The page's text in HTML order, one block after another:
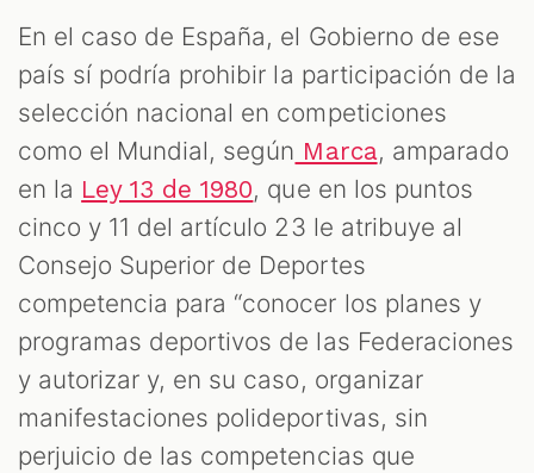
En el caso de España, el Gobierno de ese
país sí podría prohibir la participación de la
selección nacional en competiciones
como el Mundial, según Marca, amparado
en la Ley 13 de 1980, que en los puntos
cinco y 11 del artículo 23 le atribuye al
Consejo Superior de Deportes
competencia para “conocer los planes y
programas deportivos de las Federaciones
y autorizar y, en su caso, organizar
manifestaciones polideportivas, sin
perjuicio de las competencias que